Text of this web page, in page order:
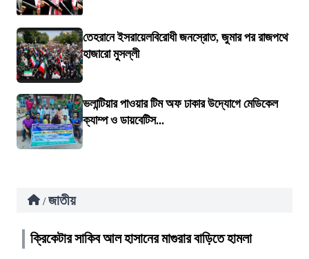
তেহরানে ইসরায়েলবিরোধী জনস্রোত, জুমার পর রাজপথে
হাজারো মুসল্লী
ভলান্টিয়ার পাওয়ার টিম অফ ঢাকার উদ্যোগে মেডিকেল
ক্যাম্প ও ডায়বেটিস...
/ জাতীয়
ক্রিকেটার সাকিব আল হাসানের মাগুরার বাড়িতে হামলা